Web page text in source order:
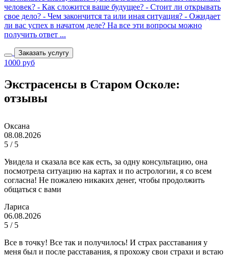
человек? - Как сложится ваше будущее? - Стоит ли открывать
свое дело? - Чем закончится та или иная ситуация? - Ожидает
ли вас успех в начатом деле? На все эти вопросы можно
получить ответ ...
Заказать услугу
1000 руб
Экстрасенсы в Старом Осколе:
отзывы
Оксана
08.08.2026
5 / 5
Увидела и сказала все как есть, за одну консультацию, она
посмотрела ситуацию на картах и по астрологии, я со всем
согласна! Не пожалею никаких денег, чтобы продолжить
общаться с вами
Лариса
06.08.2026
5 / 5
Все в точку! Все так и получилось! И страх расставания у
меня был и после расставания, я прохожу свои страхи и встаю